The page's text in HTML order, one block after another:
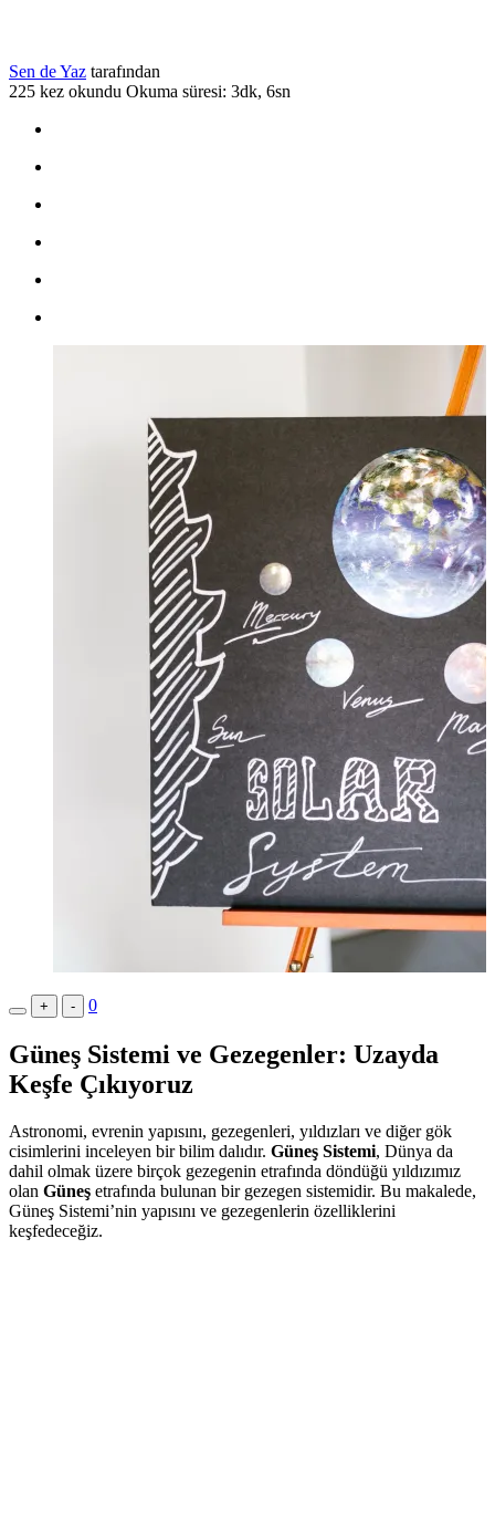
Sen de Yaz tarafından
225 kez okundu Okuma süresi: 3dk, 6sn
+ - 0
Güneş Sistemi ve Gezegenler: Uzayda
Keşfe Çıkıyoruz
Astronomi, evrenin yapısını, gezegenleri, yıldızları ve diğer gök
cisimlerini inceleyen bir bilim dalıdır. Güneş Sistemi, Dünya da
dahil olmak üzere birçok gezegenin etrafında döndüğü yıldızımız
olan Güneş etrafında bulunan bir gezegen sistemidir. Bu makalede,
Güneş Sistemi’nin yapısını ve gezegenlerin özelliklerini
keşfedeceğiz.